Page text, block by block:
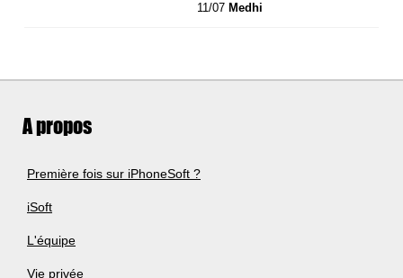
11/07 Medhi
A propos
Première fois sur iPhoneSoft ?
iSoft
L'équipe
Vie privée